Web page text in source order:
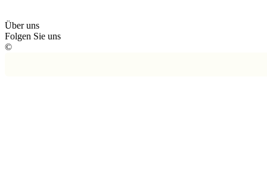
Über uns
Folgen Sie uns
©